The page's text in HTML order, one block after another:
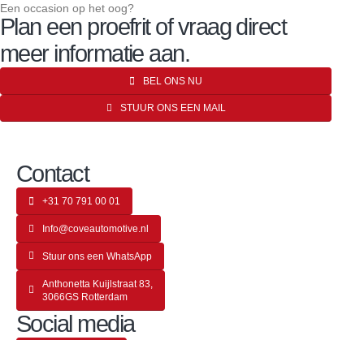
Een occasion op het oog?
Plan een proefrit of vraag direct
meer informatie aan.
BEL ONS NU
STUUR ONS EEN MAIL
Contact
+31 70 791 00 01
Info@coveautomotive.nl
Stuur ons een WhatsApp
Anthonetta Kuijlstraat 83,
3066GS Rotterdam
Social media